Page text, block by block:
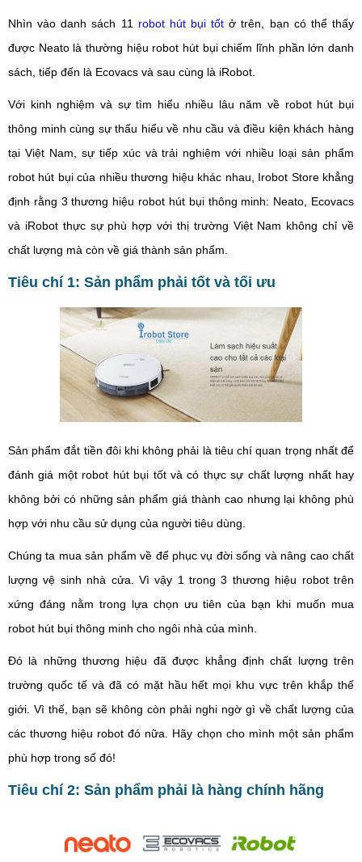
Nhìn vào danh sách 11 robot hút bụi tốt ở trên, bạn có thể thấy
được Neato là thường hiệu robot hút bụi chiếm lĩnh phần lớn danh
sách, tiếp đến là Ecovacs và sau cùng là iRobot.
Với kinh nghiệm và sự tìm hiểu nhiều lâu năm về robot hút bụi
thông minh cùng sự thấu hiểu về nhu cầu và điều kiện khách hàng
tại Việt Nam, sự tiếp xúc và trải nghiệm với nhiều loại sản phẩm
robot hút bụi của nhiều thương hiệu khác nhau, Irobot Store khẳng
định rằng 3 thương hiệu robot hút bụi thông minh: Neato, Ecovacs
và iRobot thực sự phù hợp với thị trường Việt Nam không chỉ về
chất lượng mà còn về giá thành sản phẩm.
Tiêu chí 1: Sản phẩm phải tốt và tối ưu
Sản phẩm đắt tiền đôi khi không phải là tiêu chí quan trọng nhất để
đánh giá một robot hút bụi tốt và có thực sự chất lượng nhất hay
không bởi có những sản phẩm giá thành cao nhưng lại không phù
hợp với nhu cầu sử dụng của người tiêu dùng.
Chúng ta mua sản phẩm về để phục vụ đời sống và nâng cao chất
lượng vệ sinh nhà cửa. Vì vậy 1 trong 3 thương hiệu robot trên
xứng đáng nằm trong lựa chọn ưu tiên của bạn khi muốn mua
robot hút bụi thông minh cho ngôi nhà của mình.
Đó là những thương hiệu đã được khẳng định chất lượng trên
trường quốc tế và đã có mặt hầu hết mọi khu vực trên khắp thế
giới. Vì thế, bạn sẽ không còn phải nghi ngờ gì về chất lượng của
các thương hiệu robot đó nữa. Hãy chọn cho mình một sản phẩm
phù hợp trong số đó!
Tiêu chí 2: Sản phẩm phải là hàng chính hãng